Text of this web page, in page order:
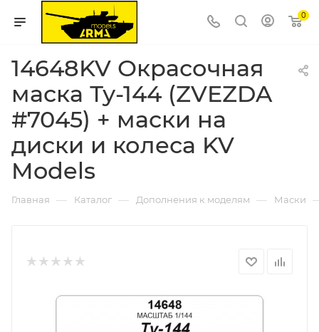
0
14648KV Окрасочная
маска Ту-144 (ZVEZDA
#7045) + маски на
диски и колеса KV
Models
Главная — Каталог — Дополнения к моделям — Маски